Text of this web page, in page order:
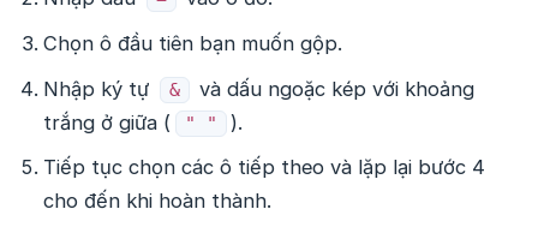
Chọn ô đầu tiên bạn muốn gộp.
Nhập ký tự
&
và dấu ngoặc kép với khoảng
trắng ở giữa (
" "
).
Tiếp tục chọn các ô tiếp theo và lặp lại bước 4
cho đến khi hoàn thành.